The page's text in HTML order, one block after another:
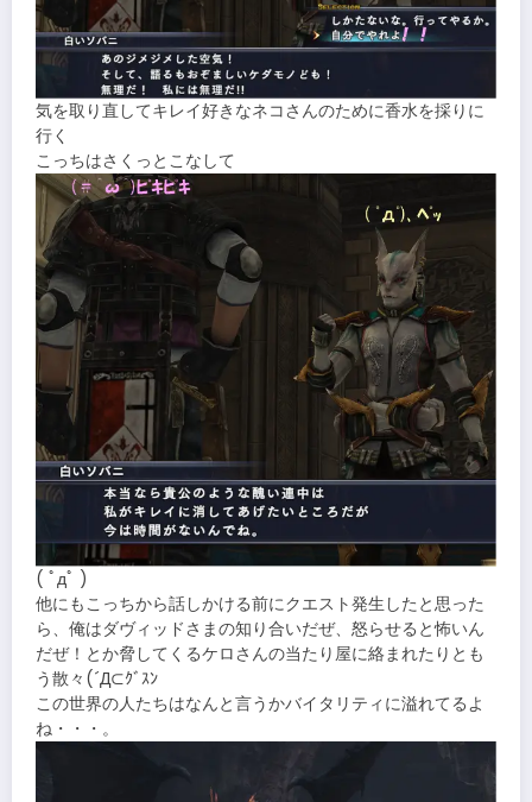
気を取り直してキレイ好きなネコさんのために香水を採りに
行く
こっちはさくっとこなして
( ﾟдﾟ )
他にもこっちから話しかける前にクエスト発生したと思った
ら、俺はダヴィッドさまの知り合いだぜ、怒らせると怖いん
だぜ！とか脅してくるケロさんの当たり屋に絡まれたりとも
う散々(´Д⊂ｸﾞｽﾝ
この世界の人たちはなんと言うかバイタリティに溢れてるよ
ね・・・。